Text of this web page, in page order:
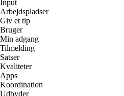
Input
Arbejdspladser
Giv et tip
Bruger
Min adgang
Tilmelding
Satser
Kvaliteter
Apps
Koordination
Udbyder